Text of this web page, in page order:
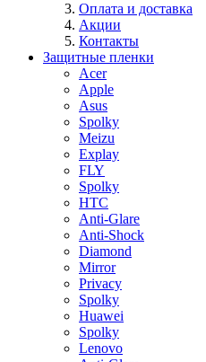
Оплата и доставка
Акции
Контакты
Защитные пленки
Acer
Apple
Asus
Spolky
Meizu
Explay
FLY
Spolky
HTC
Anti-Glare
Anti-Shock
Diamond
Mirror
Privacy
Spolky
Huawei
Spolky
Lenovo